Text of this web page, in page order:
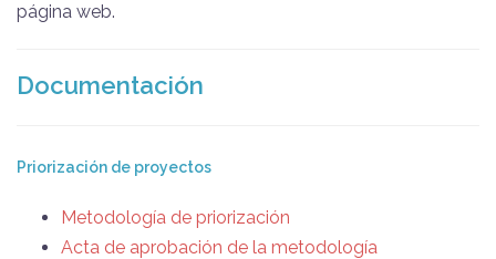
página web.
Documentación
Priorización de proyectos
Metodología de priorización
Acta de aprobación de la metodología